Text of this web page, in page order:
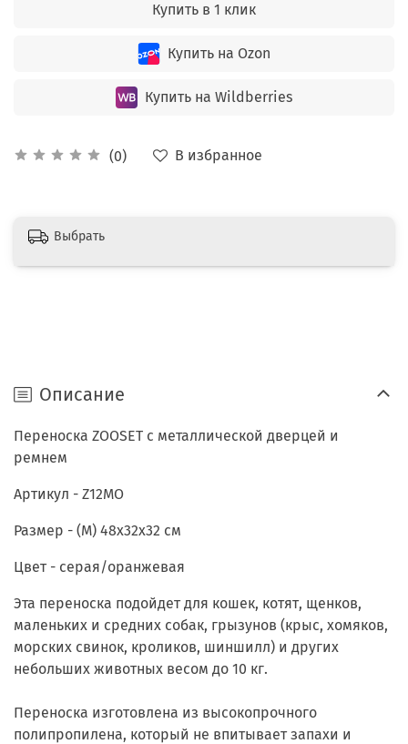
(0) В избранное
Купить в 1 клик
Купить на Ozon
Купить на Wildberries
Выбрать
Описание
Переноска ZOOSET с металлической дверцей и
ремнем
Артикул - Z12MO
Размер - (M) 48х32х32 см
Цвет - серая/оранжевая
Эта переноска подойдет для кошек, котят, щенков,
маленьких и средних собак, грызунов (крыс, хомяков,
морских свинок, кроликов, шиншилл) и других
небольших животных весом до 10 кг.
Переноска изготовлена из высокопрочного
полипропилена, который не впитывает запахи и